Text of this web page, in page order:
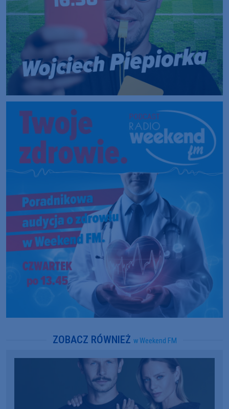
ZOBACZ RÓWNIEŻ w Weekend FM